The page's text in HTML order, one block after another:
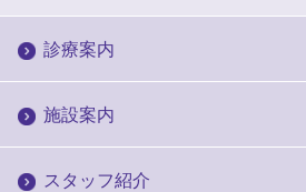
診療案内
施設案内
スタッフ紹介